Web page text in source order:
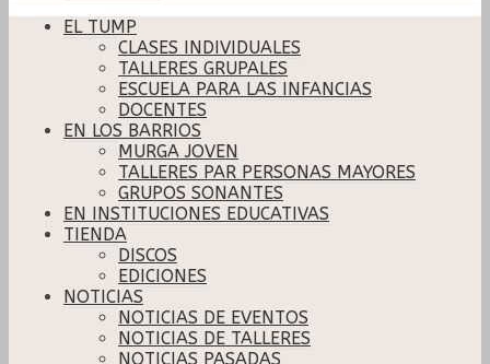
EL TUMP
CLASES INDIVIDUALES
TALLERES GRUPALES
ESCUELA PARA LAS INFANCIAS
DOCENTES
EN LOS BARRIOS
MURGA JOVEN
TALLERES PAR PERSONAS MAYORES
GRUPOS SONANTES
EN INSTITUCIONES EDUCATIVAS
TIENDA
DISCOS
EDICIONES
NOTICIAS
NOTICIAS DE EVENTOS
NOTICIAS DE TALLERES
NOTICIAS PASADAS